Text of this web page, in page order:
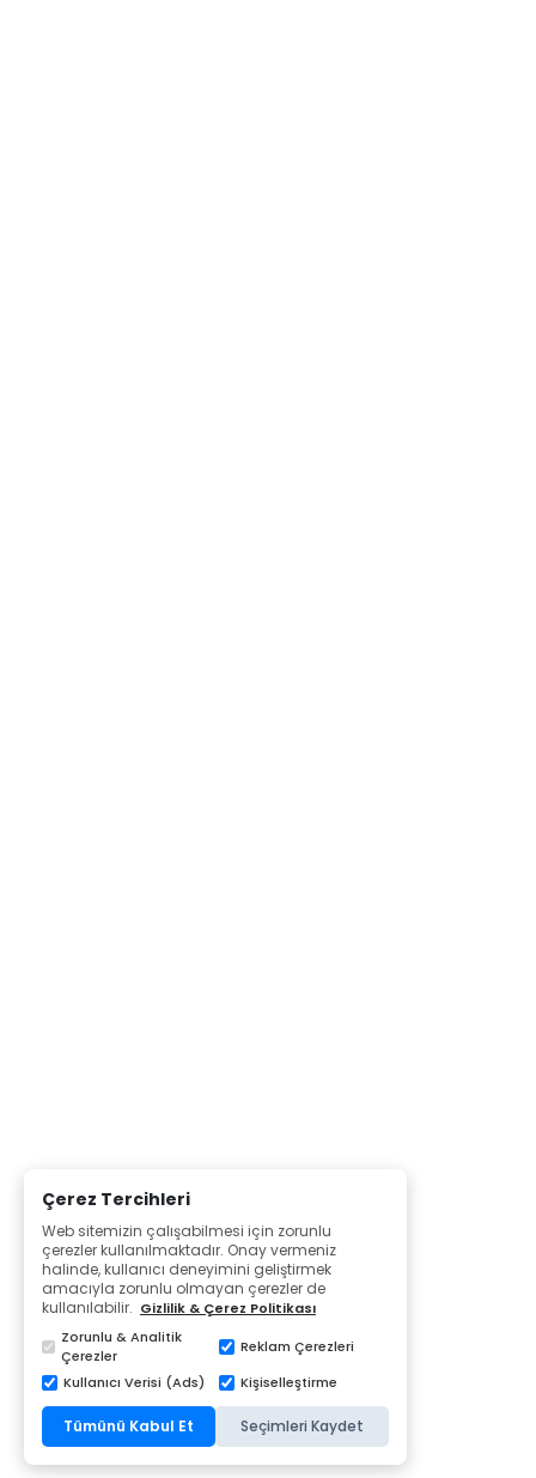
Çerez Tercihleri
Web sitemizin çalışabilmesi için zorunlu
çerezler kullanılmaktadır. Onay vermeniz
halinde, kullanıcı deneyimini geliştirmek
amacıyla zorunlu olmayan çerezler de
kullanılabilir. Gizlilik & Çerez Politikası
Zorunlu & Analitik
Çerezler
Reklam Çerezleri
Kullanıcı Verisi (Ads)
Kişiselleştirme
Tümünü Kabul Et Seçimleri Kaydet